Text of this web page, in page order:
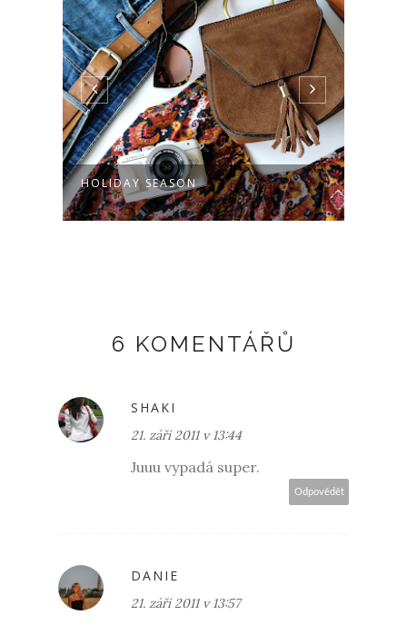
HOLIDAY SEASON
6 KOMENTÁŘŮ
SHAKI
21. září 2011 v 13:44
Juuu vypadá super.
Odpovědět
DANIE
21. září 2011 v 13:57